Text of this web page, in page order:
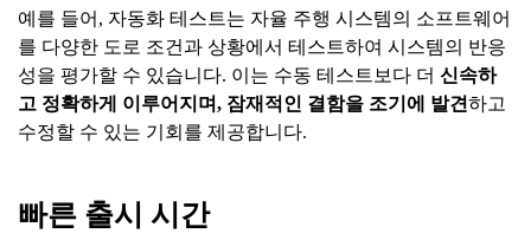
예를 들어, 자동화 테스트는 자율 주행 시스템의 소프트웨어
를 다양한 도로 조건과 상황에서 테스트하여 시스템의 반응
성을 평가할 수 있습니다. 이는 수동 테스트보다 더 신속하
고 정확하게 이루어지며, 잠재적인 결함을 조기에 발견하고
수정할 수 있는 기회를 제공합니다.
빠른 출시 시간